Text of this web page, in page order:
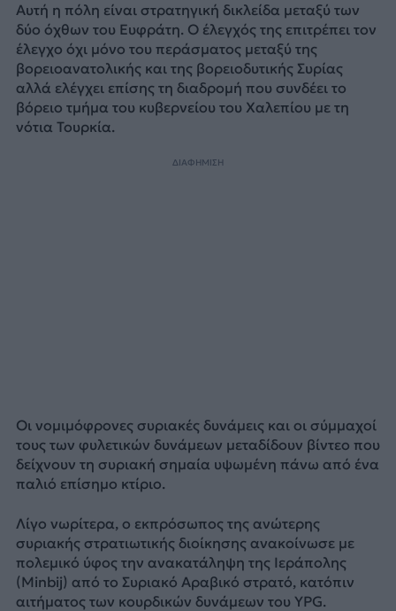
Αυτή η πόλη είναι στρατηγική δικλείδα μεταξύ των
δύο όχθων του Ευφράτη. Ο έλεγχός της επιτρέπει τον
έλεγχο όχι μόνο του περάσματος μεταξύ της
βορειοανατολικής και της βορειοδυτικής Συρίας
αλλά ελέγχει επίσης τη διαδρομή που συνδέει το
βόρειο τμήμα του κυβερνείου του Χαλεπίου με τη
νότια Τουρκία.
ΔΙΑΦΗΜΙΣΗ
Οι νομιμόφρονες συριακές δυνάμεις και οι σύμμαχοί
τους των φυλετικών δυνάμεων μεταδίδουν βίντεο που
δείχνουν τη συριακή σημαία υψωμένη πάνω από ένα
παλιό επίσημο κτίριο.
Λίγο νωρίτερα, ο εκπρόσωπος της ανώτερης
συριακής στρατιωτικής διοίκησης ανακοίνωσε με
πολεμικό ύφος την ανακατάληψη της Ιεράπολης
(Minbij) από το Συριακό Αραβικό στρατό, κατόπιν
αιτήματος των κουρδικών δυνάμεων του YPG.